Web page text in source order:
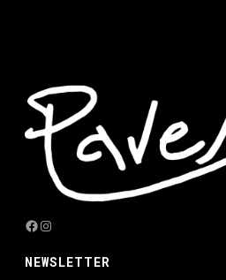
Facebook
Instagram
NEWSLETTER